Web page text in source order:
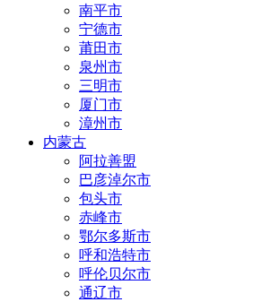
南平市
宁德市
莆田市
泉州市
三明市
厦门市
漳州市
内蒙古
阿拉善盟
巴彦淖尔市
包头市
赤峰市
鄂尔多斯市
呼和浩特市
呼伦贝尔市
通辽市